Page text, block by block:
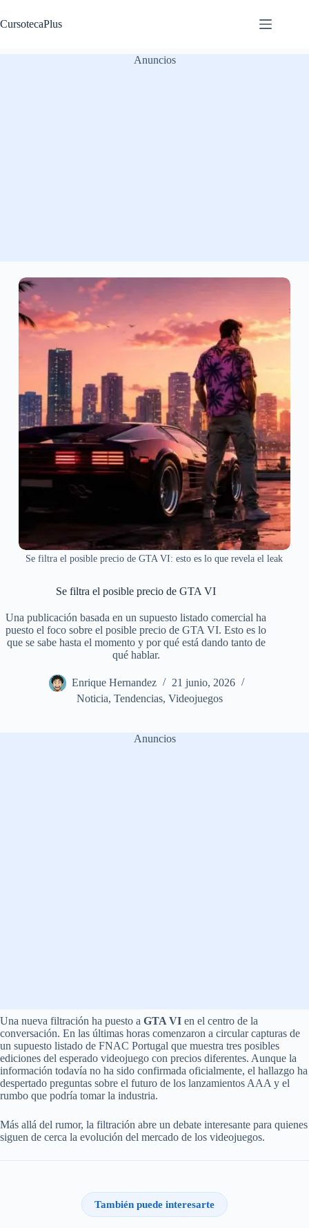
al
contenido
CursotecaPlus
Anuncios
Se filtra el posible precio de GTA VI: esto es lo que revela el leak
Se filtra el posible precio de GTA VI
Una publicación basada en un supuesto listado comercial ha
puesto el foco sobre el posible precio de GTA VI. Esto es lo
que se sabe hasta el momento y por qué está dando tanto de
qué hablar.
Enrique Hernandez
21 junio, 2026
Noticia,Tendencias,Videojuegos
Anuncios
Una nueva filtración ha puesto a GTA VI en el centro de la
conversación. En las últimas horas comenzaron a circular capturas de
un supuesto listado de FNAC Portugal que muestra tres posibles
ediciones del esperado videojuego con precios diferentes. Aunque la
información todavía no ha sido confirmada oficialmente, el hallazgo ha
despertado preguntas sobre el futuro de los lanzamientos AAA y el
rumbo que podría tomar la industria.
Más allá del rumor, la filtración abre un debate interesante para quienes
siguen de cerca la evolución del mercado de los videojuegos.
También puede interesarte